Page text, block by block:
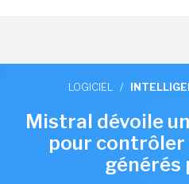
LOGICIEL /
Mistral dévoile
pour contrôler
générés